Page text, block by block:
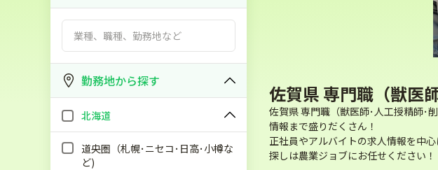
勤務地から探す
北海道
道央圏（札幌･ニセコ･日高･小樽な
ど)
佐賀県 専門職（獣医
佐賀県 専門職（獣医師･人工授精師･
情報まで盛りだくさん！
正社員やアルバイトの求人情報を中
探しは農業ジョブにお任せください！